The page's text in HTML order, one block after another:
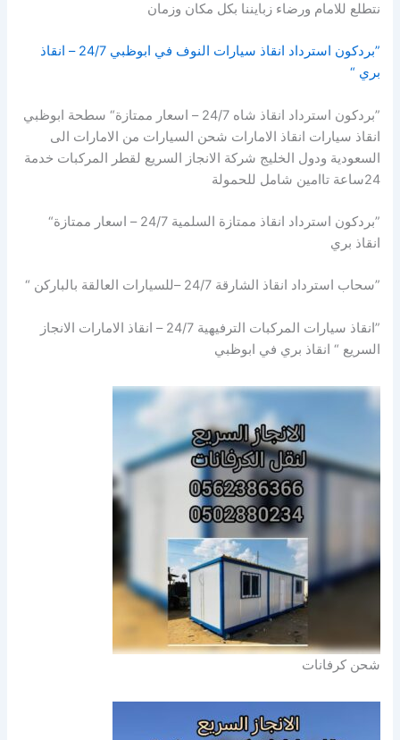
نتطلع للامام ورضاء زبايننا بكل مكان وزمان
”بردكون استرداد انقاذ سيارات النوف في ابوظبي 24/7 – انقاذ
بري “
”بردكون استرداد انقاذ شاه 24/7 – اسعار ممتازة“ سطحة ابوظبي
انقاذ سيارات انقاذ الامارات شحن السيارات من الامارات الى
السعودية ودول الخليج شركة الانجاز السريع لقطر المركبات خدمة
24ساعة تاامين شامل للحمولة
”بردكون استرداد انقاذ ممتازة السلمية 24/7 – اسعار ممتازة“
انقاذ بري
”سحاب استرداد انقاذ الشارقة 24/7 –للسيارات العالقة بالباركن “
”انقاذ سيارات المركبات الترفيهية 24/7 – انقاذ الامارات الانجاز
السريع “ انقاذ بري في ابوظبي
شحن كرفانات